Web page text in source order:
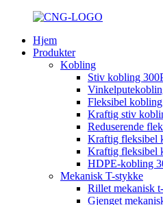
Hjem
Produkter
Kobling
Stiv kobling
Fleksibel
Kraftig stiv
Reduserende
Kraftig fleksibel
Kraftig fleksibel
HDPE-kobling
Mekanisk T-stykke
Rillet mekanisk
Gjenget